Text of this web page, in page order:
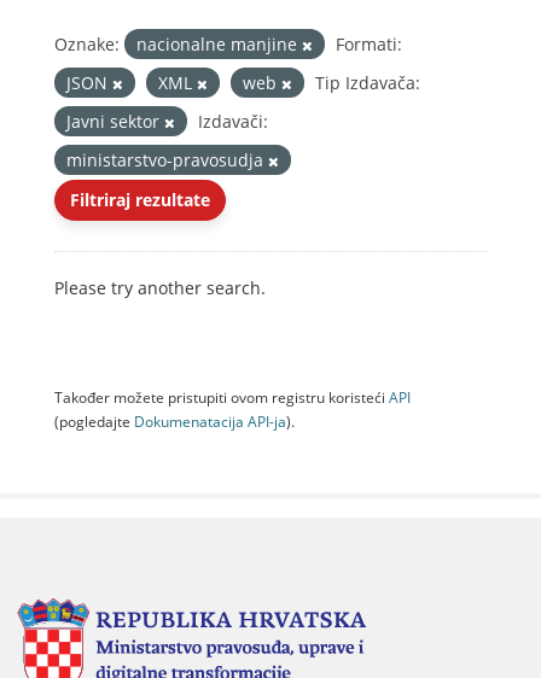
Oznake: nacionalne manjine
Formati:
JSON
XML web
Tip Izdavača:
Javni sektor
Izdavači:
ministarstvo-pravosudja
Filtriraj rezultate
Please try another search.
Također možete pristupiti ovom registru koristeći API
(pogledajte Dokumenаtаcijа API-jа).